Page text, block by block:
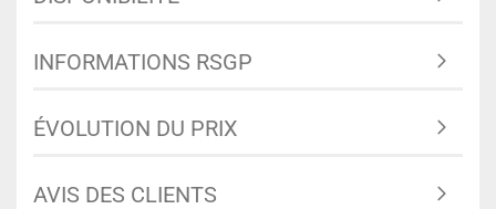
INFORMATIONS RSGP
ÉVOLUTION DU PRIX
AVIS DES CLIENTS